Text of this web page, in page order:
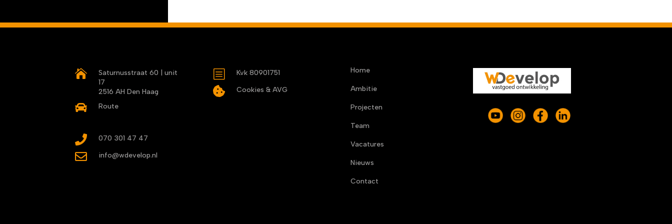

Saturnusstraat 60 | unit
17
2516 AH Den Haag
 Route
 070 301 47 47
 info@wdevelop.nl
b Kvk 80901751
 Cookies & AVG
Home
Ambitie
Projecten
Team
Vacatures
Nieuws
Contact